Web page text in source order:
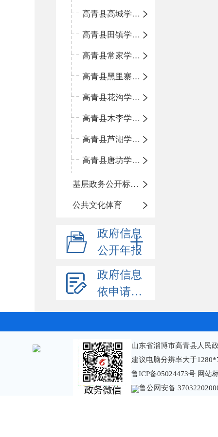
高青县高城学区中心小学
高青县田镇学区中心小学
高青县常家学区中心小学
高青县黑里寨学区中心小学
高青县花沟学区中心小学
高青县木李学区中心小学
高青县芦湖学区中心小学
高青县唐坊学区中心小学
基层政务公开标准化规范化
公共文化体育
政府信息
公开年报
政府信息
依申请公开
山东省淄博市高青县人民
建议电脑分辨率大于
鲁ICP备05024473号 网站
鲁公网安备